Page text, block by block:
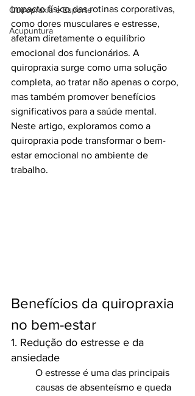
Quiropraxia e Esporte
Acupuntura
impacto físico das rotinas corporativas,
como dores musculares e estresse,
afetam diretamente o equilíbrio
emocional dos funcionários. A
quiropraxia surge como uma solução
completa, ao tratar não apenas o corpo,
mas também promover benefícios
significativos para a saúde mental.
Neste artigo, exploramos como a
quiropraxia pode transformar o bem-
estar emocional no ambiente de
trabalho.
Benefícios da quiropraxia
no bem-estar
1. Redução do estresse e da
ansiedade
O estresse é uma das principais
causas de absenteísmo e queda